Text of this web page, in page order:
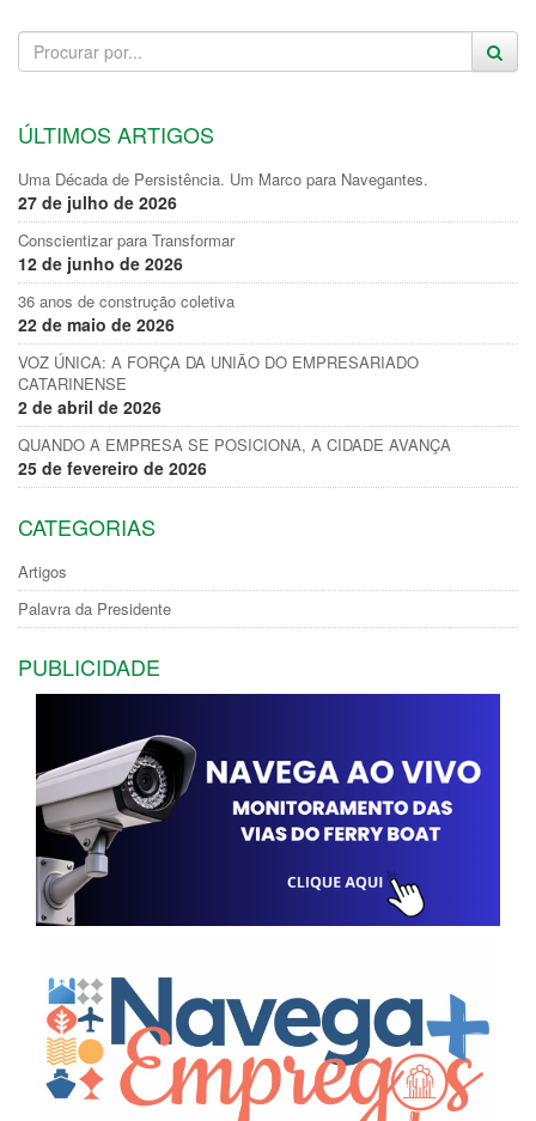
ÚLTIMOS ARTIGOS
Uma Década de Persistência. Um Marco para Navegantes.
27 de julho de 2026
Conscientizar para Transformar
12 de junho de 2026
36 anos de construção coletiva
22 de maio de 2026
VOZ ÚNICA: A FORÇA DA UNIÃO DO EMPRESARIADO
CATARINENSE
2 de abril de 2026
QUANDO A EMPRESA SE POSICIONA, A CIDADE AVANÇA
25 de fevereiro de 2026
CATEGORIAS
Artigos
Palavra da Presidente
PUBLICIDADE